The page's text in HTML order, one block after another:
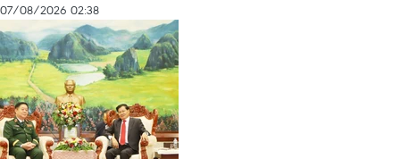
07/08/2026 02:38